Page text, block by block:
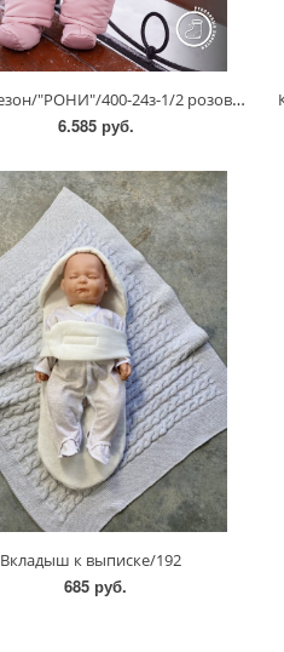
Комбинезон/"РОНИ"/400-24з-1/2 розовый опал
6.585 руб.
Вкладыш к выписке/192
685 руб.